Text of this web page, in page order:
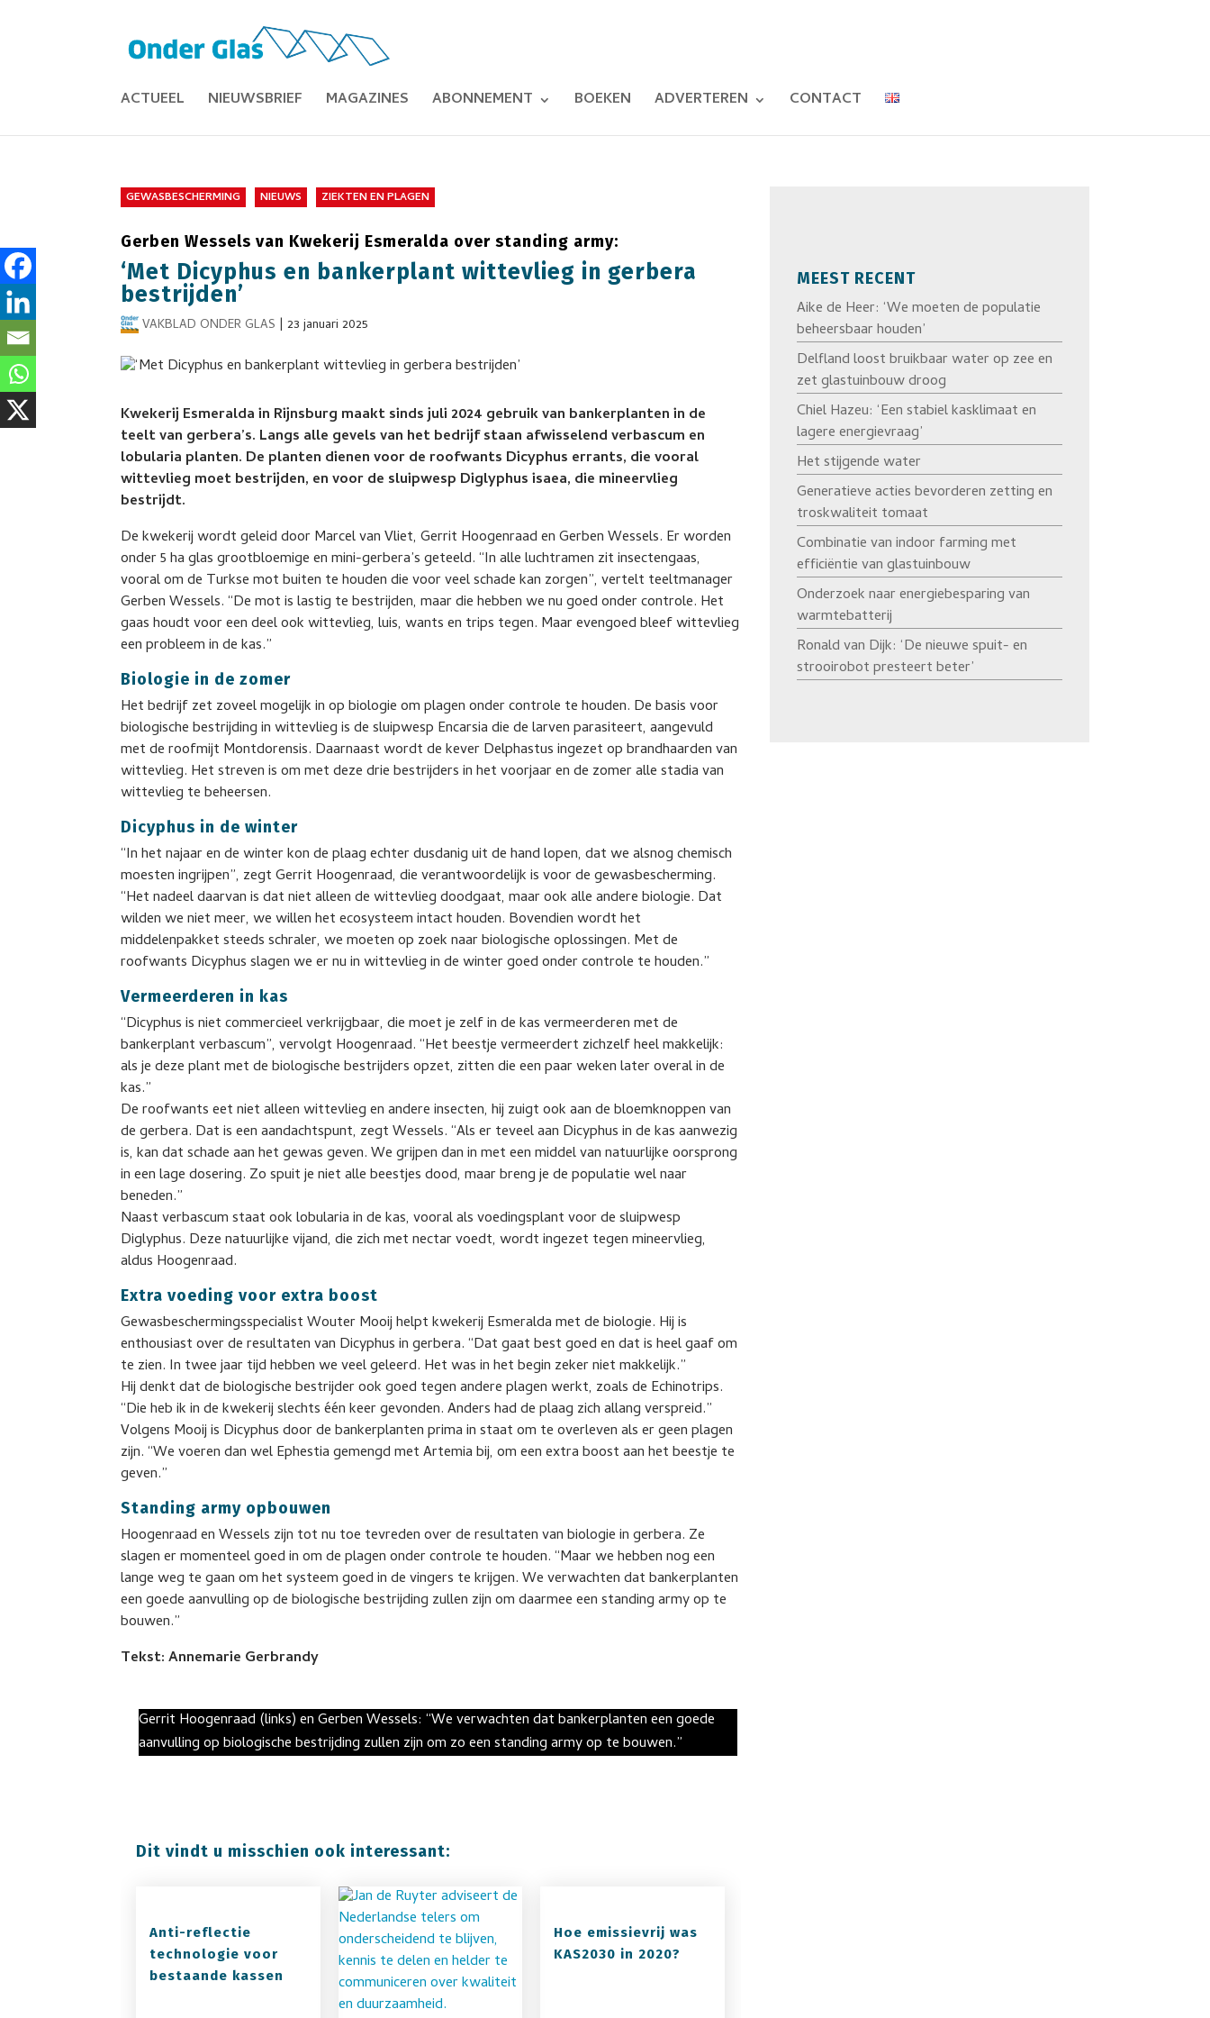
ACTUEEL NIEUWSBRIEF MAGAZINES ABONNEMENT BOEKEN ADVERTEREN CONTACT
GEWASBESCHERMING NIEUWS ZIEKTEN EN PLAGEN
Gerben Wessels van Kwekerij Esmeralda over standing army:
‘Met Dicyphus en bankerplant wittevlieg in gerbera
bestrijden’
VAKBLAD ONDER GLAS |23 januari 2025
Kwekerij Esmeralda in Rijnsburg maakt sinds juli 2024 gebruik van bankerplanten in de
teelt van gerbera’s. Langs alle gevels van het bedrijf staan afwisselend verbascum en
lobularia planten. De planten dienen voor de roofwants Dicyphus errants, die vooral
wittevlieg moet bestrijden, en voor de sluipwesp Diglyphus isaea, die mineervlieg
bestrijdt.
De kwekerij wordt geleid door Marcel van Vliet, Gerrit Hoogenraad en Gerben Wessels. Er worden
onder 5 ha glas grootbloemige en mini-gerbera’s geteeld. “In alle luchtramen zit insectengaas,
vooral om de Turkse mot buiten te houden die voor veel schade kan zorgen”, vertelt teeltmanager
Gerben Wessels. “De mot is lastig te bestrijden, maar die hebben we nu goed onder controle. Het
gaas houdt voor een deel ook wittevlieg, luis, wants en trips tegen. Maar evengoed bleef wittevlieg
een probleem in de kas.”
Biologie in de zomer
Het bedrijf zet zoveel mogelijk in op biologie om plagen onder controle te houden. De basis voor
biologische bestrijding in wittevlieg is de sluipwesp Encarsia die de larven parasiteert, aangevuld
met de roofmijt Montdorensis. Daarnaast wordt de kever Delphastus ingezet op brandhaarden van
wittevlieg. Het streven is om met deze drie bestrijders in het voorjaar en de zomer alle stadia van
wittevlieg te beheersen.
Dicyphus in de winter
“In het najaar en de winter kon de plaag echter dusdanig uit de hand lopen, dat we alsnog chemisch
moesten ingrijpen”, zegt Gerrit Hoogenraad, die verantwoordelijk is voor de gewasbescherming.
“Het nadeel daarvan is dat niet alleen de wittevlieg doodgaat, maar ook alle andere biologie. Dat
wilden we niet meer, we willen het ecosysteem intact houden. Bovendien wordt het
middelenpakket steeds schraler, we moeten op zoek naar biologische oplossingen. Met de
roofwants Dicyphus slagen we er nu in wittevlieg in de winter goed onder controle te houden.”
Vermeerderen in kas
“Dicyphus is niet commercieel verkrijgbaar, die moet je zelf in de kas vermeerderen met de
bankerplant verbascum”, vervolgt Hoogenraad. “Het beestje vermeerdert zichzelf heel makkelijk:
als je deze plant met de biologische bestrijders opzet, zitten die een paar weken later overal in de
kas.”
De roofwants eet niet alleen wittevlieg en andere insecten, hij zuigt ook aan de bloemknoppen van
de gerbera. Dat is een aandachtspunt, zegt Wessels. “Als er teveel aan Dicyphus in de kas aanwezig
is, kan dat schade aan het gewas geven. We grijpen dan in met een middel van natuurlijke oorsprong
in een lage dosering. Zo spuit je niet alle beestjes dood, maar breng je de populatie wel naar
beneden.”
Naast verbascum staat ook lobularia in de kas, vooral als voedingsplant voor de sluipwesp
Diglyphus. Deze natuurlijke vijand, die zich met nectar voedt, wordt ingezet tegen mineervlieg,
aldus Hoogenraad.
Extra voeding voor extra boost
Gewasbeschermingsspecialist Wouter Mooij helpt kwekerij Esmeralda met de biologie. Hij is
enthousiast over de resultaten van Dicyphus in gerbera. “Dat gaat best goed en dat is heel gaaf om
te zien. In twee jaar tijd hebben we veel geleerd. Het was in het begin zeker niet makkelijk.”
Hij denkt dat de biologische bestrijder ook goed tegen andere plagen werkt, zoals de Echinotrips.
“Die heb ik in de kwekerij slechts één keer gevonden. Anders had de plaag zich allang verspreid.”
Volgens Mooij is Dicyphus door de bankerplanten prima in staat om te overleven als er geen plagen
zijn. “We voeren dan wel Ephestia gemengd met Artemia bij, om een extra boost aan het beestje te
geven.”
Standing army opbouwen
Hoogenraad en Wessels zijn tot nu toe tevreden over de resultaten van biologie in gerbera. Ze
slagen er momenteel goed in om de plagen onder controle te houden. “Maar we hebben nog een
lange weg te gaan om het systeem goed in de vingers te krijgen. We verwachten dat bankerplanten
een goede aanvulling op de biologische bestrijding zullen zijn om daarmee een standing army op te
bouwen.”
Tekst: Annemarie Gerbrandy
Gerrit Hoogenraad (links) en Gerben Wessels: “We verwachten dat bankerplanten een goede
aanvulling op biologische bestrijding zullen zijn om zo een standing army op te bouwen.”
Dit vindt u misschien ook interessant:
Anti-reflectie
technologie voor
bestaande kassen
Hoe emissievrij was
KAS2030 in 2020?
MEEST RECENT
Aike de Heer: ‘We moeten de populatie
beheersbaar houden’
Delfland loost bruikbaar water op zee en
zet glastuinbouw droog
Chiel Hazeu: ‘Een stabiel kasklimaat en
lagere energievraag’
Het stijgende water
Generatieve acties bevorderen zetting en
troskwaliteit tomaat
Combinatie van indoor farming met
efficiëntie van glastuinbouw
Onderzoek naar energiebesparing van
warmtebatterij
Ronald van Dijk: ‘De nieuwe spuit- en
strooirobot presteert beter’